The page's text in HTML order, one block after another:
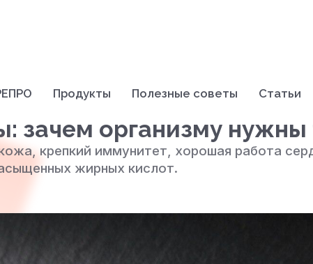
Продукты Полезные советы Статьи
зачем организму нужны
крепкий иммунитет, хорошая работа
жирных кислот.